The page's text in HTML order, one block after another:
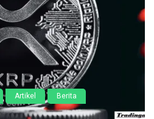
Artikel Berita